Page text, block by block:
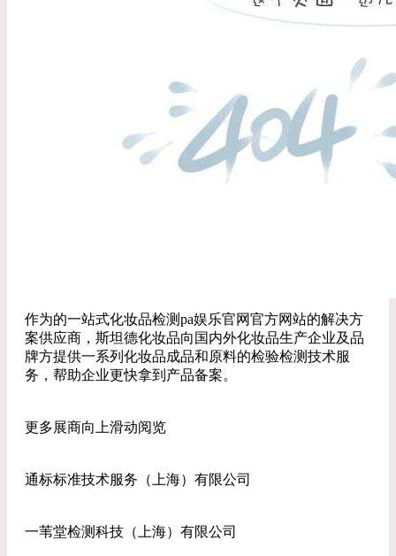
作为的一站式化妆品检测pa娱乐官网官方网站的解决方
案供应商，斯坦德化妆品向国内外化妆品生产企业及品
牌方提供一系列化妆品成品和原料的检验检测技术服
务，帮助企业更快拿到产品备案。
更多展商向上滑动阅览
通标标准技术服务（上海）有限公司
一苇堂检测科技（上海）有限公司